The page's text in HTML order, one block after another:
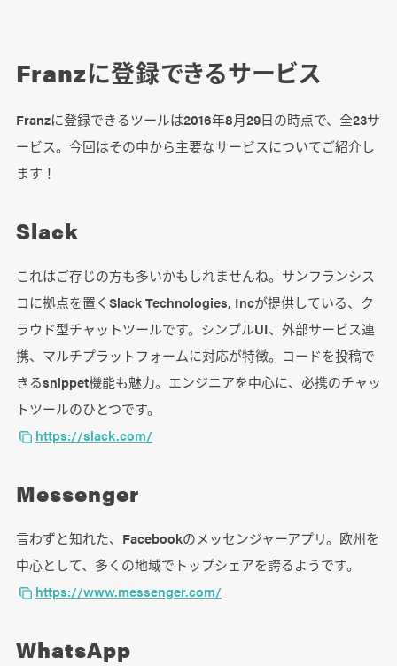
Franzに登録できるサービス
Franzに登録できるツールは2016年8月29日の時点で、全23サ
ービス。今回はその中から主要なサービスについてご紹介し
ます！
Slack
これはご存じの方も多いかもしれませんね。サンフランシス
コに拠点を置くSlack Technologies, Incが提供している、ク
ラウド型チャットツールです。シンプルUI、外部サービス連
携、マルチプラットフォームに対応が特徴。コードを投稿で
きるsnippet機能も魅力。エンジニアを中心に、必携のチャッ
トツールのひとつです。
https://slack.com/
Messenger
言わずと知れた、Facebookのメッセンジャーアプリ。欧州を
中心として、多くの地域でトップシェアを誇るようです。
https://www.messenger.com/
WhatsApp